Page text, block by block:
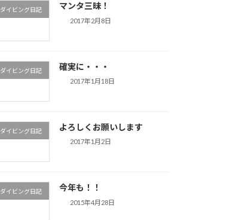
ダイビング日記 マンタ三昧！
2017年2月8日
ダイビング日記 確実に・・・
2017年1月18日
ダイビング日記 よろしくお願いします
2017年1月2日
ダイビング日記 今年も！！
2015年4月28日